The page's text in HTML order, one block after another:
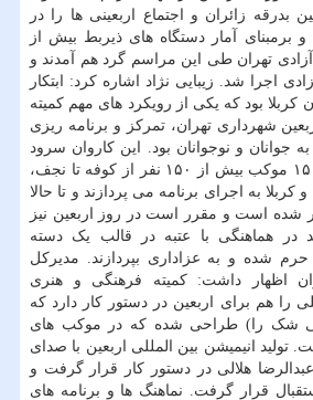
بدرقه زائران و اجتماع اربعینی ها را در
و برمبنای آمار دستگاه های ذیربط بیش از
آزادی تهران طی این مراسم گرد هم آمدند و
اجرا شد. زیبایی نژاد اشاره کرد: ابتکار
کربلا بود که یکی از رویکرد های مهم کمیته
شهرداری تهران، تمرکز و برنامه ریزی
و نوجوانان بود. این کاروان سرود
هم در ۱۵ گروه بیش از ۱۵ موکب بیش از ۱۵۰ نفر از کوفه تا نجف،
به اجرای برنامه می پردازند و تا حالا
برگزار شده است و مقرر است در روز اربعین نیز
هماهنگی با عتبه در قالب یک دسته
حرم شده و به عزاداری بپردازند. مدیرکل
اظهار داشت: کمیته فرهنگی و هنری
را هم برای اربعین در دستور کار دارد که
شک را) طراحی شده که در موکب های
انیمیشن بین المللی اربعین با صدای
هلالی در دستور کار قرار گرفت و
قرار گرفت. نماهنگ ها و برنامه های